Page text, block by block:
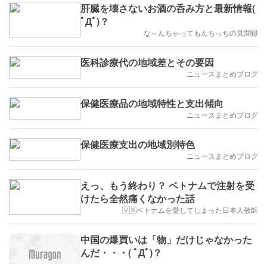
肝臓を壊さないお酒の呑み方と最新情報(
ﾟДﾟ)？
な～んちゃってもんちっちの見聞録
医科診療代の地域差とその要因
ニュースまとめブログ
保健医療品の地域特性と支出傾向
ニュースまとめブログ
保健医療支出の地域別特色
ニュースまとめブログ
えっ、もう終わり？ ベトナムで注射を受
けたら全然痛くなかった話
🇻🇳ベトナムを愛してしまった日本人教師
中国の爆買いは「物」だけじゃなかった
んだ・・・( ﾟДﾟ)？